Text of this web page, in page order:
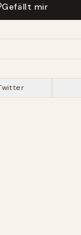
Gefällt mir